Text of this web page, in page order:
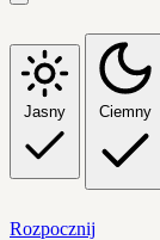
Jasny Ciemny
Rozpocznij